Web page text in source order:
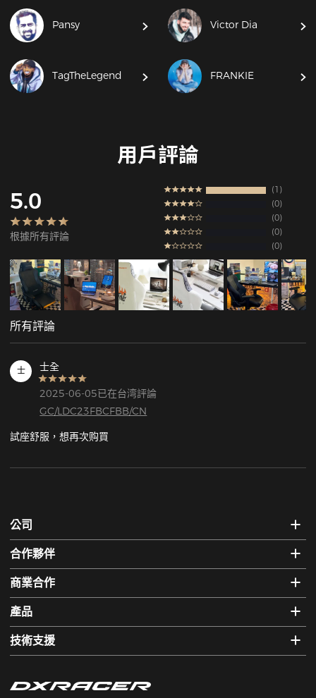
Pansy Victor Dia
TagTheLegend FRANKIE
用戶評論
5.0
根據所有評論
1
0
0
0
0
所有評論
士 士全
2025-06-05已在台湾評論
GC/LDC23FBCFBB/CN
試座舒服，想再次购買
公司
合作夥伴
商業合作
產品
技術支援